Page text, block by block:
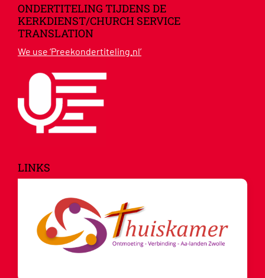
ONDERTITELING TIJDENS DE
KERKDIENST/CHURCH SERVICE
TRANSLATION
We use ‘Preekondertiteling.nl’
LINKS